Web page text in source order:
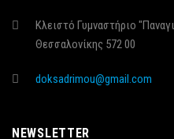
Κλειστό Γυμναστήριο
Θεσσαλονίκης 572 00
doksadrimou@gmail.com
NEWSLETTER